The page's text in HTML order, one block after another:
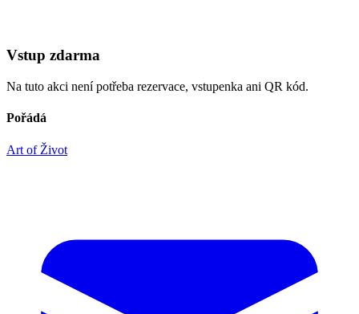
Vstup zdarma
Na tuto akci není potřeba rezervace, vstupenka ani QR kód.
Pořádá
Art of Život